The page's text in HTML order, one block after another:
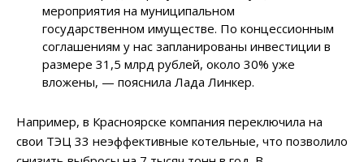
мероприятия на муниципальном
государственном имуществе. По концессионным
соглашениям у нас запланированы инвестиции в
размере 31,5 млрд рублей, около 30% уже
вложены, — пояснила Лада Линкер.
Например, в Красноярске компания переключила на
свои ТЭЦ 33 неэффективные котельные, что позволило